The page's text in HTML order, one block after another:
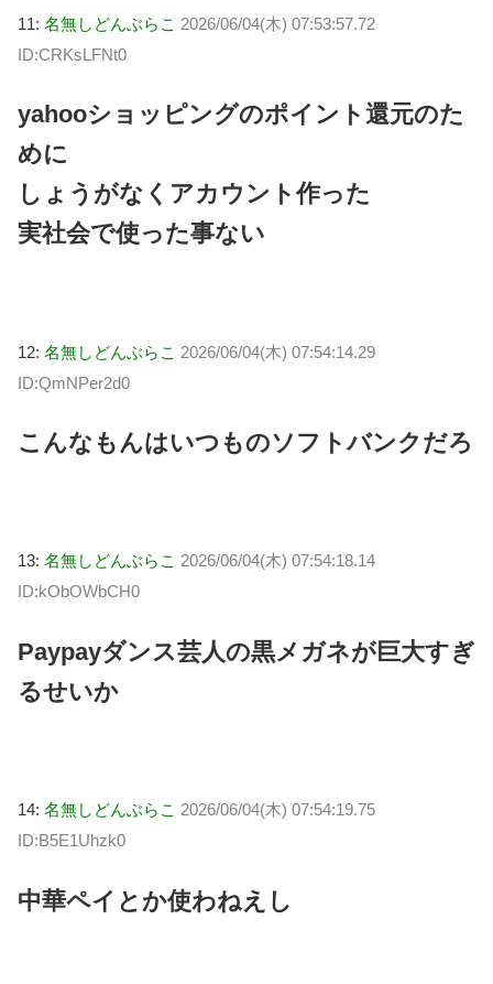
11: 名無しどんぶらこ 2026/06/04(木) 07:53:57.72
ID:CRKsLFNt0
yahooショッピングのポイント還元のた
めに
しょうがなくアカウント作った
実社会で使った事ない
12: 名無しどんぶらこ 2026/06/04(木) 07:54:14.29
ID:QmNPer2d0
こんなもんはいつものソフトバンクだろ
13: 名無しどんぶらこ 2026/06/04(木) 07:54:18.14
ID:kObOWbCH0
Paypayダンス芸人の黒メガネが巨大すぎ
るせいか
14: 名無しどんぶらこ 2026/06/04(木) 07:54:19.75
ID:B5E1Uhzk0
中華ペイとか使わねえし